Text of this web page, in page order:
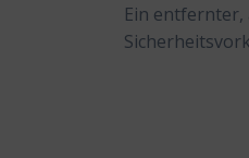
Ein entfernter,